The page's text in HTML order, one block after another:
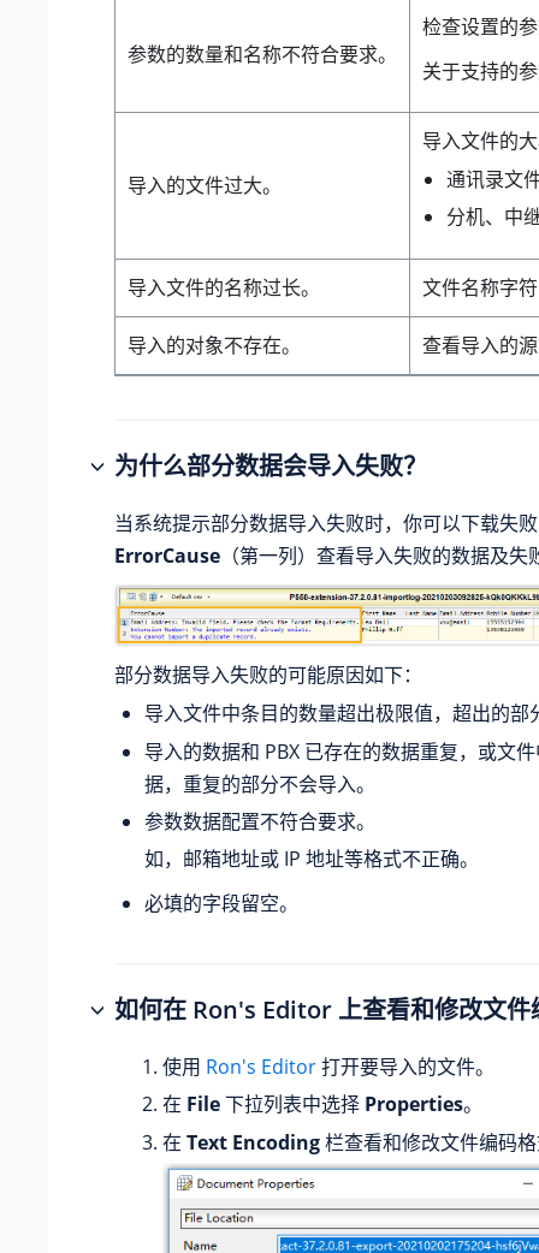
参数的数量和名称不符合要求。
检查设置的
关于支持的
导入的文件过大。
导入文件的
通讯录文
分机、中
导入文件的名称过长。 文件名称字
导入的对象不存在。 查看导入的
为什么部分数据会导入失败？
当系统提示部分数据导入失败时，你可以下载失
ErrorCause （第一列）查看导入失败的数据及失
部分数据导入失败的可能原因如下：
导入文件中条目的数量超出极限值，超出的部
导入的数据和 PBX 已存在的数据重复，或文
据，重复的部分不会导入。
参数数据配置不符合要求。
如，邮箱地址或 IP 地址等格式不正确。
必填的字段留空。
如何在 Ron's Editor 上查看和修改文件
使用 Ron's Editor打开要导入的文件。
在 File下拉列表中选择 Properties。
在 Text Encoding栏查看和修改文件编码